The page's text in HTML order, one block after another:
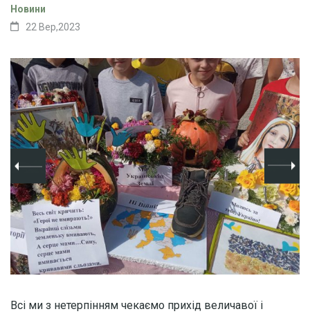
Новини
22 Вер,2023
Всі ми з нетерпінням чекаємо прихід величавої і